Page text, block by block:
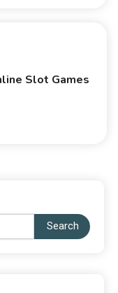
Slot Games
Search